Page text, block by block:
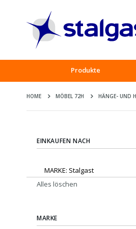
Produkte
HOME MÖBEL 72H HÄNGE- UND
EINKAUFEN NACH
MARKE Stalgast
Alles löschen
MARKE